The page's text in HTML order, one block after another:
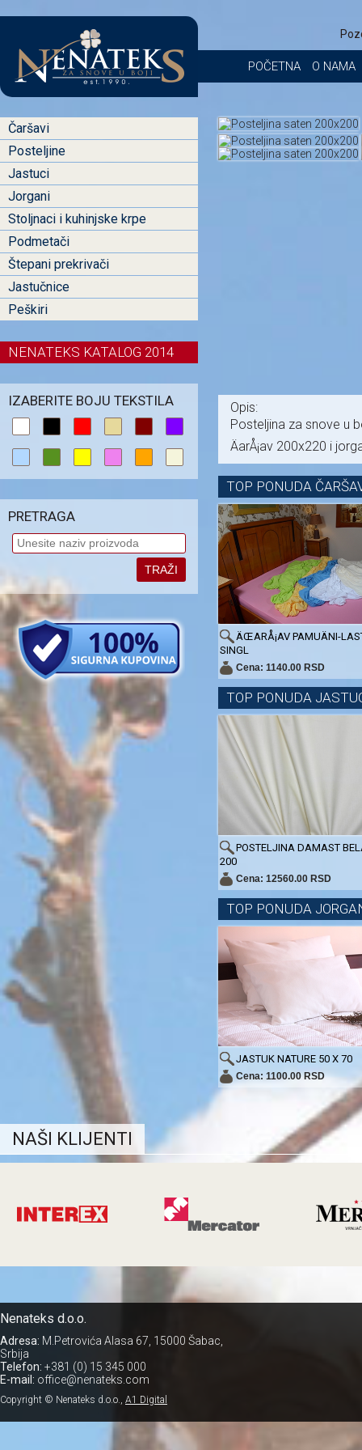
POČETNA O NAMA
Opis:
Posteljina za snove u
ÄarÅ¡av 200x220 i
TOP PONUDA
ÄŒARÅ¡AV PAMUÄNI-
SINGL
Cena: 1140.00 RSD
TOP PONUDA
POSTELJINA DAMAST
200
Cena: 12560.00 RSD
TOP PONUDA
JASTUK NATURE 50 X 70
Cena: 1100.00 RSD
Čaršavi
Posteljine
Jastuci
Jorgani
Stoljnaci i kuhinjske krpe
Podmetači
Štepani prekrivači
Jastučnice
Peškiri
NENATEKS KATALOG 2014
IZABERITE BOJU TEKSTILA
PRETRAGA
TRAŽI
NAŠI KLIJENTI
Nenateks d.o.o.
Adresa: M.Petrovića Alasa 67, 15000 Šabac,
Srbija
Telefon: +381 (0) 15 345 000
E-mail: office@nenateks.com
Copyright © Nenateks d.o.o., A1 Digital